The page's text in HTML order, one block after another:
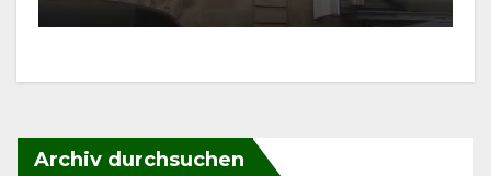
Archiv durchsuchen